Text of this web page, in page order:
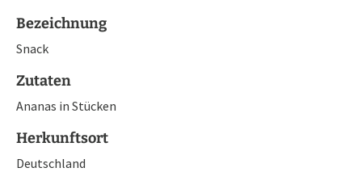
Bezeichnung
Snack
Zutaten
Ananas in Stücken
Herkunftsort
Deutschland